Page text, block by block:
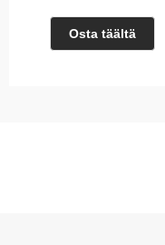
Osta täältä